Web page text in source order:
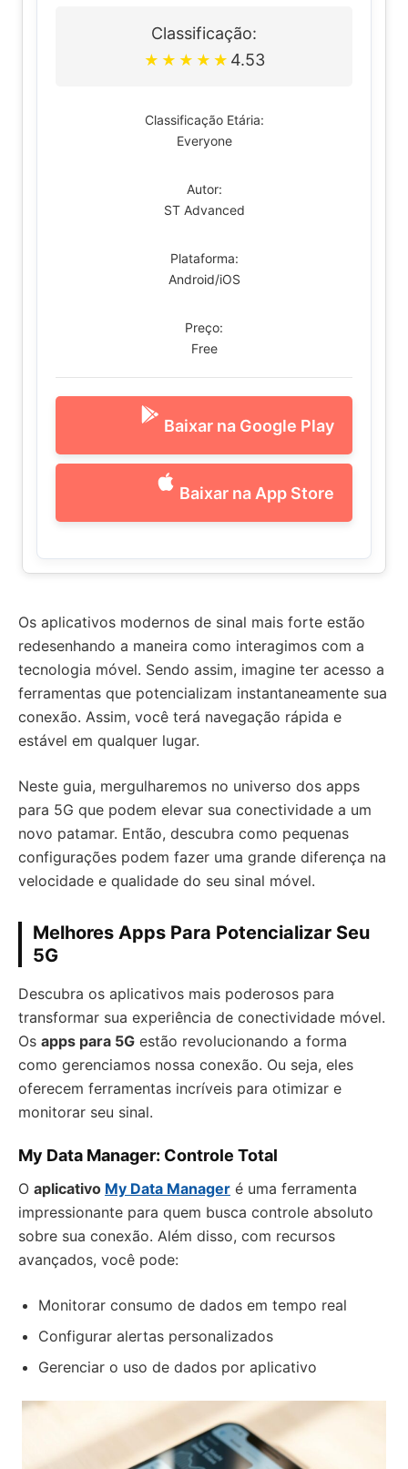
Classificação:
★ ★ ★ ★ ★ 4.53
Classificação Etária:
Everyone
Autor:
ST Advanced
Plataforma:
Android/iOS
Preço:
Free
Baixar na Google Play
Baixar na App Store
Os aplicativos modernos de sinal mais forte estão
redesenhando a maneira como interagimos com a
tecnologia móvel. Sendo assim, imagine ter acesso a
ferramentas que potencializam instantaneamente sua
conexão. Assim, você terá navegação rápida e
estável em qualquer lugar.
Neste guia, mergulharemos no universo dos apps
para 5G que podem elevar sua conectividade a um
novo patamar. Então, descubra como pequenas
configurações podem fazer uma grande diferença na
velocidade e qualidade do seu sinal móvel.
Melhores Apps Para Potencializar Seu
5G
Descubra os aplicativos mais poderosos para
transformar sua experiência de conectividade móvel.
Os apps para 5G estão revolucionando a forma
como gerenciamos nossa conexão. Ou seja, eles
oferecem ferramentas incríveis para otimizar e
monitorar seu sinal.
My Data Manager: Controle Total
O aplicativo My Data Manager é uma ferramenta
impressionante para quem busca controle absoluto
sobre sua conexão. Além disso, com recursos
avançados, você pode:
Monitorar consumo de dados em tempo real
Configurar alertas personalizados
Gerenciar o uso de dados por aplicativo